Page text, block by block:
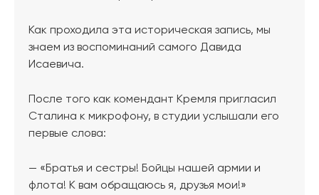
Как проходила эта историческая запись, мы
знаем из воспоминаний самого Давида
Исаевича.
После того как комендант Кремля пригласил
Сталина к микрофону, в студии услышали его
первые слова:
— «Братья и сестры! Бойцы нашей армии и
флота! К вам обращаюсь я, друзья мои!»